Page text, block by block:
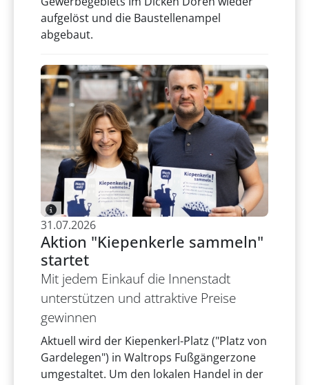
aufgelöst und die Baustellenampel
abgebaut.
31.07.2026
Aktion "Kiepenkerle sammeln"
startet
Mit jedem Einkauf die Innenstadt
unterstützen und attraktive Preise
gewinnen
Aktuell wird der Kiepenkerl-Platz ("Platz von
Gardelegen") in Waltrops Fußgängerzone
umgestaltet. Um den lokalen Handel in der